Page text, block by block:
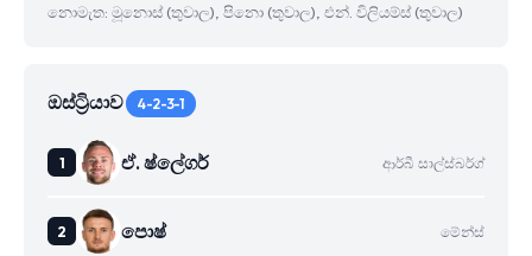
නොමැත: මූනොස් (තුවාල), පිනො (තුවාල), එන්. විලියම්ස් (තුවාල)
ඔස්ට්‍රියාව 4-2-3-1
ඒ. ෂ්ලේගර් ආර්බී සාල්ස්බර්ග්
පොෂ් මේන්ස්